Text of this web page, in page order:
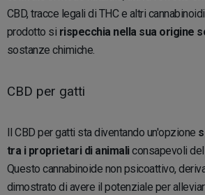
CBD, tracce legali di THC e altri
prodotto si rispecchia nella sua origine
sostanze chimiche.
CBD per gatti
Il CBD per gatti sta diventando un'opzione
tra i proprietari di animaliconsapevoli
Questo cannabinoide non psicoattivo,
dimostrato di avere il potenziale per